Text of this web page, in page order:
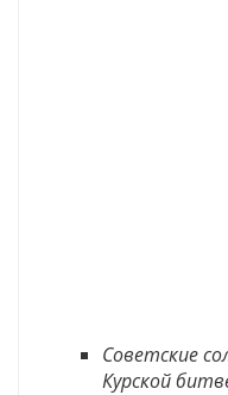
Советские
Курской